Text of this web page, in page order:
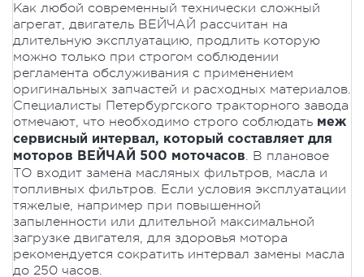
Как любой современный технически сложный
агрегат, двигатель ВЕЙЧАЙ рассчитан на
длительную эксплуатацию, продлить которую
можно только при строгом соблюдении
регламента обслуживания с применением
оригинальных запчастей и расходных материалов.
Специалисты Петербургского тракторного завода
отмечают, что необходимо строго соблюдать меж
сервисный интервал, который составляет для
моторов ВЕЙЧАЙ 500 моточасов. В плановое
ТО входит замена масляных фильтров, масла и
топливных фильтров. Если условия эксплуатации
тяжелые, например при повышенной
запыленности или длительной максимальной
загрузке двигателя, для здоровья мотора
рекомендуется сократить интервал замены масла
до 250 часов.